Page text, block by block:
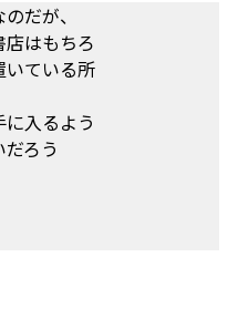
だが、
はもちろ
いている所
入るよう
ろう